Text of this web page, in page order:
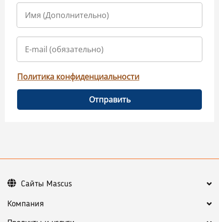
Политика конфиденциальности
Отправить
Компания
Сайты Mascus